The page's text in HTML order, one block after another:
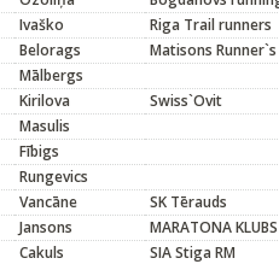
Ivaško
Riga Trail runners
Belorags
Matisons Runner`s
Mālbergs
Kirilova
Swiss`Ovit
Masulis
Fībigs
Rungevics
Vancāne
SK Tērauds
Jansons
MARATONA KLUBS
Cakuls
SIA Stiga RM